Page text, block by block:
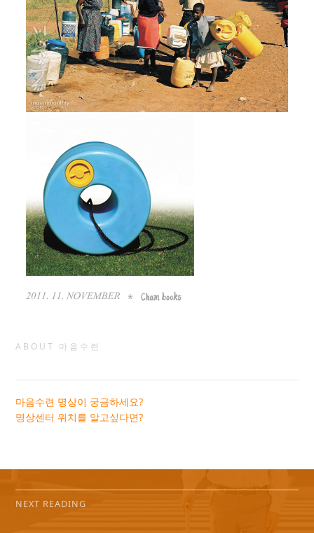
ABOUT 마음수련
마음수련 명상이 궁금하세요?
명상센터 위치를 알고싶다면?
NEXT READING